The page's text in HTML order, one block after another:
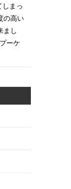
まっ
の高い
まし
ーケ